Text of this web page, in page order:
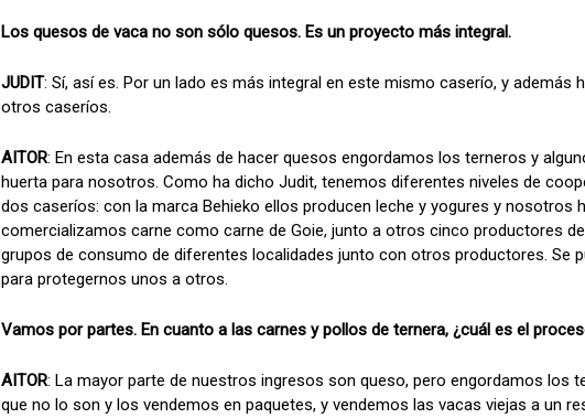
Los quesos de vaca no son sólo quesos. Es un proyecto más integral.
JUDIT: Sí, así es. Por un lado es más integral en este mismo caserío, y además
otros caseríos.
AITOR: En esta casa además de hacer quesos engordamos los terneros y
huerta para nosotros. Como ha dicho Judit, tenemos diferentes niveles de
dos caseríos: con la marca Behieko ellos producen leche y yogures y nosotros
comercializamos carne como carne de Goie, junto a otros cinco productores
grupos de consumo de diferentes localidades junto con otros productores. Se
para protegernos unos a otros.
Vamos por partes. En cuanto a las carnes y pollos de ternera, ¿cuál es el
AITOR: La mayor parte de nuestros ingresos son queso, pero engordamos los
que no lo son y los vendemos en paquetes, y vendemos las vacas viejas a un